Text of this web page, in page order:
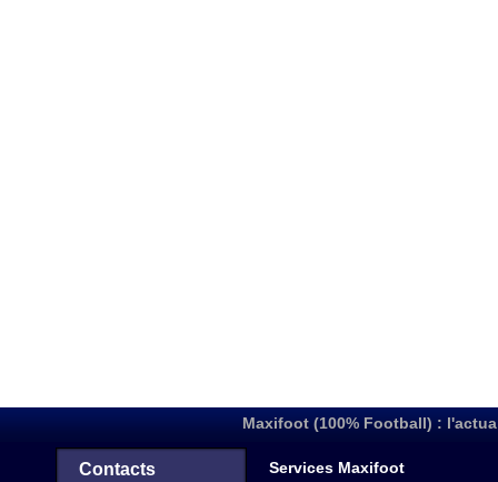
Maxifoot (100% Football) :
Contacts Services Maxifoot